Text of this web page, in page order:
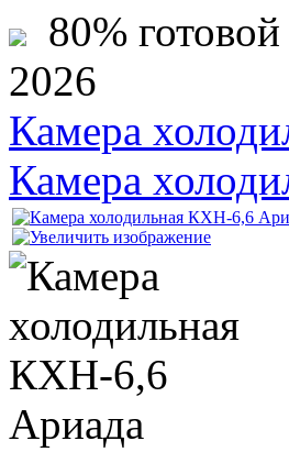
80%
2026
Камера
Камера